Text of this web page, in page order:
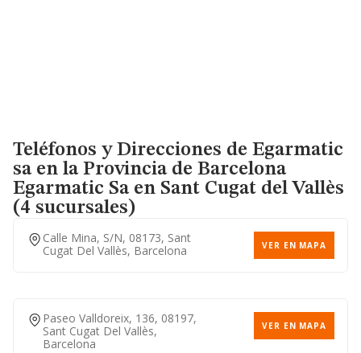
Teléfonos y Direcciones de Egarmatic
sa en la Provincia de Barcelona
Egarmatic Saen Sant Cugat del Vallès
(4 sucursales)
Calle Mina, S/n, 08173, Sant
Cugat Del Vallès, Barcelona
VER EN MAPA
Paseo Valldoreix, 136, 08197,
Sant Cugat Del Vallès,
Barcelona
VER EN MAPA